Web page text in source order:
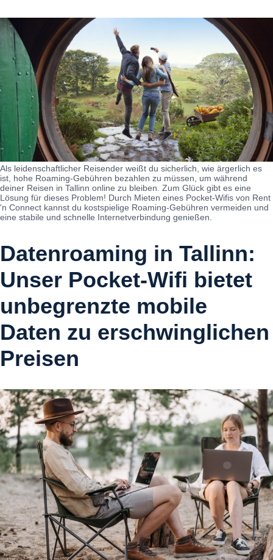
Als leidenschaftlicher Reisender weißt du sicherlich, wie ärgerlich es
ist, hohe Roaming-Gebühren bezahlen zu müssen, um während
deiner Reisen in Tallinn online zu bleiben. Zum Glück gibt es eine
Lösung für dieses Problem! Durch Mieten eines Pocket-Wifis von Rent
'n Connect kannst du kostspielige Roaming-Gebühren vermeiden und
eine stabile und schnelle Internetverbindung genießen.
Datenroaming in Tallinn:
Unser Pocket-Wifi bietet
unbegrenzte mobile
Daten zu erschwinglichen
Preisen